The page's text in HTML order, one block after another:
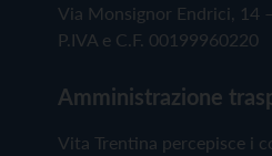
Via Monsignor Endrici, 14
P.IVA e C.F. 00199960220
Amministrazione
Vita Trentina percepisce i